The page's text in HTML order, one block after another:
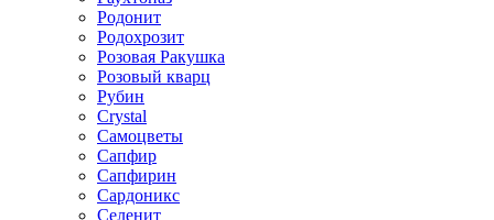
Родонит
Родохрозит
Розовая Ракушка
Розовый кварц
Рубин
Сrystal
Самоцветы
Сапфир
Сапфирин
Сардоникс
Селенит